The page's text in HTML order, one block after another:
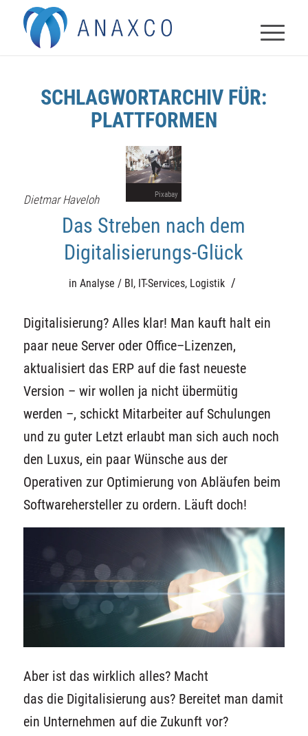
SCHLAGWORTARCHIV FÜR:
PLATTFORMEN
Dietmar Haveloh Pixabay
Das Streben nach dem
Digitalisierungs-Glück
in Analyse / BI, IT-Services, Logistik /
Digitalisierung? Alles klar! Man kauft halt ein
paar neue Server oder Office–Lizenzen,
aktualisiert das ERP auf die fastneueste
Version – wir wollen ja nicht übermütig
werden –, schickt Mitarbeiter auf Schulungen
und zu guter Letzt erlaubt man sich auch noch
den Luxus, ein paar Wünsche aus der
Operativen zur Optimierung von Abläufen beim
Softwarehersteller zu ordern. Läuft doch!
Aber ist das wirklich alles? Macht
das die Digitalisierung aus? Bereitet man damit
ein Unternehmen auf die Zukunft vor?